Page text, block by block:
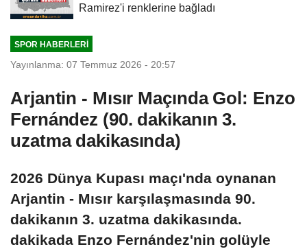
Ramirez'i renklerine bağladı
SPOR HABERLERI
Yayınlanma: 07 Temmuz 2026 - 20:57
Arjantin - Mısır Maçında Gol: Enzo
Fernández (90. dakikanın 3.
uzatma dakikasında)
2026 Dünya Kupası maçı'nda oynanan
Arjantin - Mısır karşılaşmasında 90.
dakikanın 3. uzatma dakikasında.
dakikada Enzo Fernández'nin golüyle